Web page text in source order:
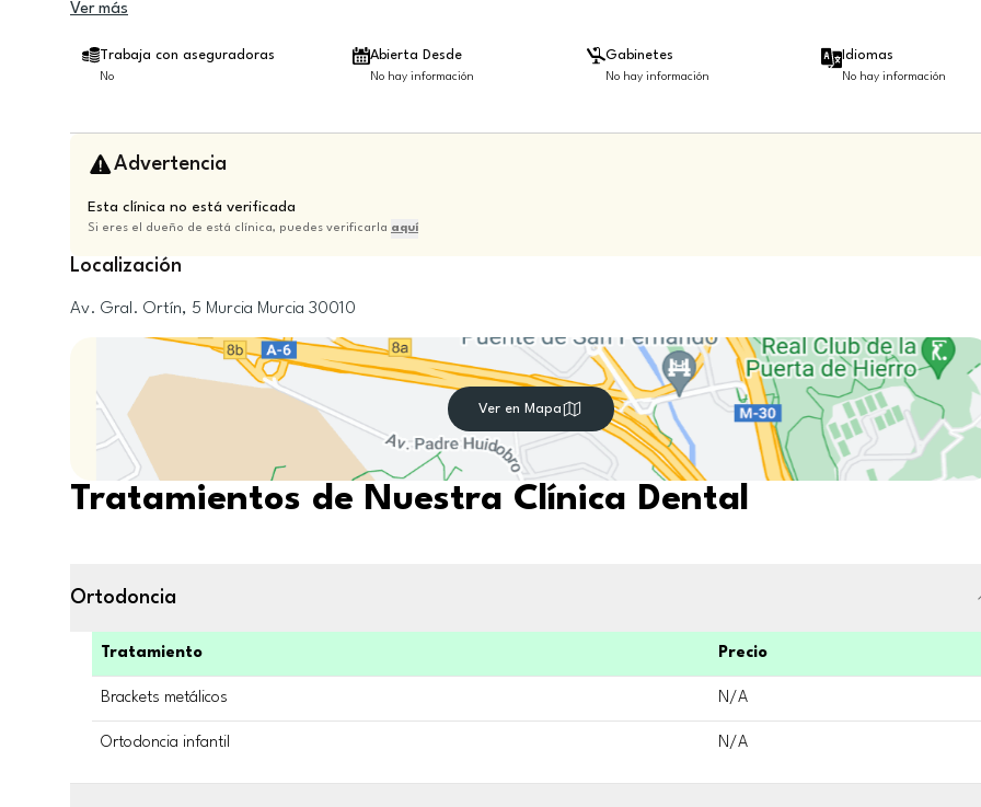
Ver más
Trabaja con aseguradoras
No
Abierta Desde
No hay información
Gabinetes
No hay información
Idiomas
No hay información
Advertencia
Esta clínica no está verificada
Si eres el dueño de está clínica, puedes verificarla aquí
Localización
Av. Gral. Ortín, 5 Murcia Murcia 30010
Ver en Mapa
Tratamientos de Nuestra Clínica Dental
Ortodoncia
Tratamiento Precio
Brackets metálicos N/A
Ortodoncia infantil N/A